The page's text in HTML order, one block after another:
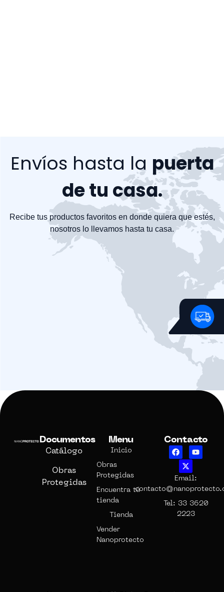
Envíos hasta la puerta
de tu casa.
Recibe tus productos favoritos en donde quiera que estés,
nosotros lo llevamos hasta tu casa.
Documentos
Catálogo
Obras
Protegidas
Menu
Inicio
Obras
Protegidas
Encuentra tú
tienda
Tienda
Vender
Nanoprotecto
Contacto
Email:
Tel: 33 3620
2223